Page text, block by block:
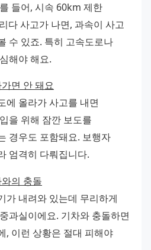
들어, 시속 60km 제한
다 사고가 나면, 과속이 사고
수 있죠. 특히 고속도로나
해야 해요.
면 안 돼요
에 올라가 사고를 내면
을 위해 잠깐 보도를
경우도 포함돼요. 보행자
엄격히 다뤄집니다.
의 충돌
가 내려와 있는데 무리하게
과실이에요. 기차와 충돌하면
, 이런 상황은 절대 피해야